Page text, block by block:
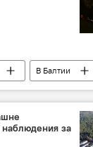
В Балтии
страны Балтии
за